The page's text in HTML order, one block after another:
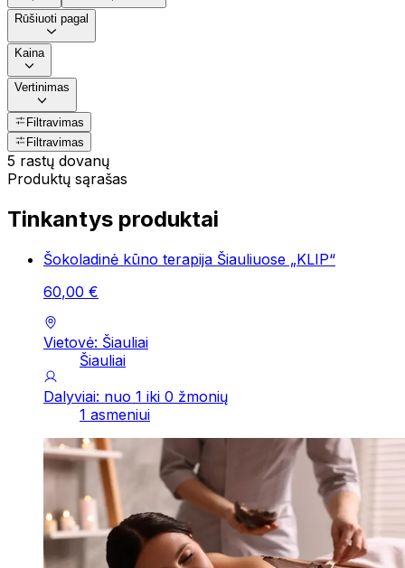
Rūšiuoti pagal
Kaina
Vertinimas
Filtravimas
Filtravimas
5 rastų dovanų
Produktų sąrašas
Tinkantys produktai
Šokoladinė kūno terapija Šiauliuose „KLIP“
60,00 €
Vietovė: Šiauliai
Šiauliai
Dalyviai: nuo 1 iki 0 žmonių
1 asmeniui